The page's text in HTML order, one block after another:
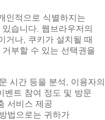
인적으로 식별하지는
습니다. 웹브라우저의
거나, 쿠키가 설치될 때
부할 수 있는 선택권을
시간 등을 분석, 이용자의
벤트 참여 정도 및 방문
서비스 제공
법으로는 귀하가